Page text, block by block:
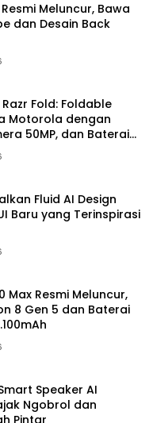
Meluncur, Bawa
dan Desain Back
Fold: Foldable
Motorola dengan
50MP, dan Baterai
Fluid AI Design
Baru yang Terinspirasi
Max Resmi Meluncur,
8 Gen 5 dan Baterai
Speaker AI
Ngobrol dan